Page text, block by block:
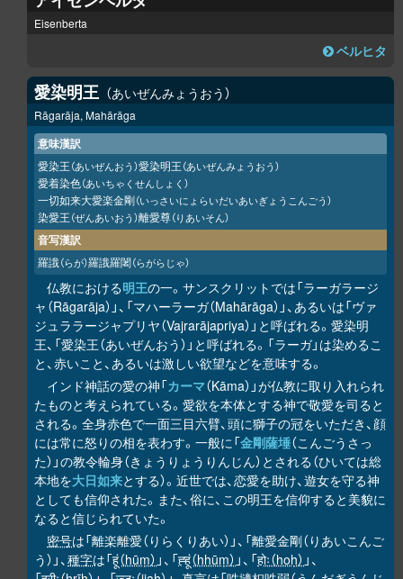
Eisenberta
ベルヒタ
愛染明王 あいぜんみょうおう
Rāgarāja, Mahārāga
意味漢訳
愛染王（あいぜんおう）愛染明王（あいぜんみょうおう）
愛着染色（あいちゃくせんしょく）
一切如来大愛楽金剛（いっさいにょらいだいあいぎょうこんごう）
染愛王（ぜんあいおう）離愛尊（りあいそん）
音写漢訳
羅誐（らが）羅誐羅闍（らがらじゃ）
仏教における明王の一。サンスクリットでは「ラーガラージ
ャ（Rāgarāja）」、「マハーラーガ（Mahārāga）」、あるいは「ヴァ
ジュララージャプリヤ（Vajrarājapriya）」と呼ばれる。愛染明
王、「愛染王（あいぜんおう）」と呼ばれる。「ラーガ」は染めるこ
と、赤いこと、あるいは激しい欲望などを意味する。
インド神話の愛の神「カーマ（Kāma）」が仏教に取り入れられ
たものと考えられている。愛欲を本体とする神で敬愛を司ると
される。全身赤色で一面三目六臂、頭に獅子の冠をいただき、顔
には常に怒りの相を表わす。一般に「金剛薩埵（こんごうさっ
た）」の教令輪身（きょうりょうりんじん）とされる（ひいては総
本地を大日如来とする）。近世では、恋愛を助け、遊女を守る神
としても信仰された。また、俗に、この明王を信仰すると美貌に
なると信じられていた。
密号は「離楽離愛（りらくりあい）」、「離愛金剛（りあいこんご
う）」、種字は「हूं（hūṃ） 」、「ह्हूं（hhūṃ） 」、「होः（hoḥ） 」、